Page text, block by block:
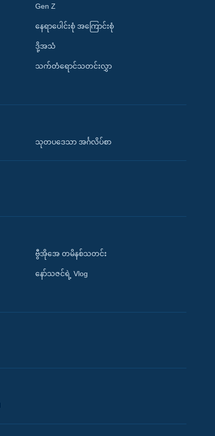
Gen Z
နေရာပေါင်းစုံ အကြောင်းစုံ
ဒို့အသံ
သက်တံရောင်သတင်းလွှာ
သုတပဒေသာ အင်္ဂလိပ်စာ
ဗွီအိုအေ တမိနစ်သတင်း
နော်သဇင်ရဲ့ Vlog